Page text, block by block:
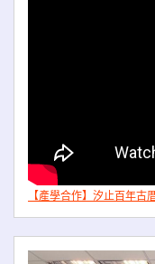
【產學合作】汐止百年古